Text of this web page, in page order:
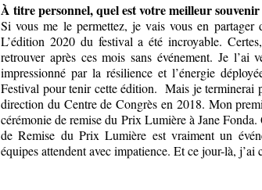
À titre personnel, quel est votre meilleur
Si vous me le permettez, je vais vous en partager
L’édition 2020 du festival a été incroyable.
retrouver après ces mois sans événement. Je
impressionné par la résilience et l’énergie
Festival pour tenir cette édition. Mais je terminerai
direction du Centre de Congrès en 2018. Mon
cérémonie de remise du Prix Lumière à Jane
de Remise du Prix Lumière est vraiment un
équipes attendent avec impatience. Et ce jour-là,